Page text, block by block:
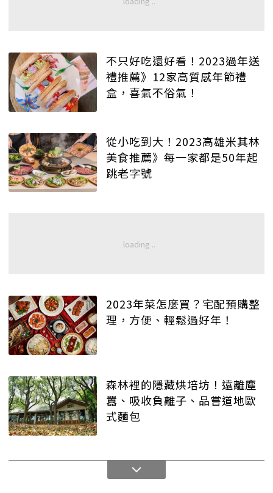
不只好吃還好看！2023過年送
禮推薦》12家高質感年節禮
盒，喜氣不俗氣！
從小吃到大！2023高雄米其林
美食推薦》每一家都是50年起
跳老字號
2023年菜怎麼買？宅配預購整
理，方便、輕鬆過好年！
森林裡的隱藏烘培坊！遠離塵
囂、吸收負離子、品嘗道地歐
式麵包